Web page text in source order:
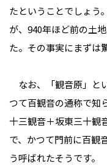
たということでしょう
が、940年ほど前の土
た。その事実にまずは
なお、「観音原」と
つて百観音の通称で知
十三観音＋坂東三十観
で、かつて門前に百観
う呼ばれたそうです。